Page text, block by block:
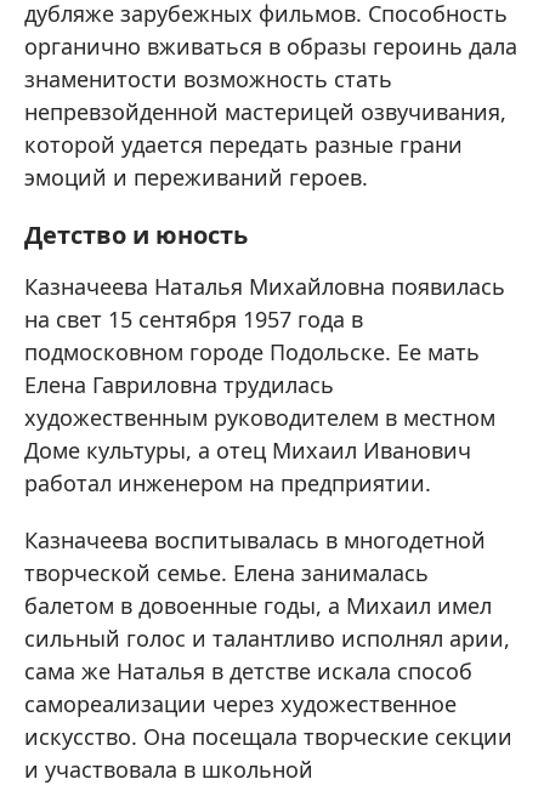
дубляже зарубежных фильмов. Способность
органично вживаться в образы героинь дала
знаменитости возможность стать
непревзойденной мастерицей озвучивания,
которой удается передать разные грани
эмоций и переживаний героев.
Детство и юность
Казначеева Наталья Михайловна появилась
на свет 15 сентября 1957 года в
подмосковном городе Подольске. Ее мать
Елена Гавриловна трудилась
художественным руководителем в местном
Доме культуры, а отец Михаил Иванович
работал инженером на предприятии.
Казначеева воспитывалась в многодетной
творческой семье. Елена занималась
балетом в довоенные годы, а Михаил имел
сильный голос и талантливо исполнял арии,
сама же Наталья в детстве искала способ
самореализации через художественное
искусство. Она посещала творческие секции
и участвовала в школьной